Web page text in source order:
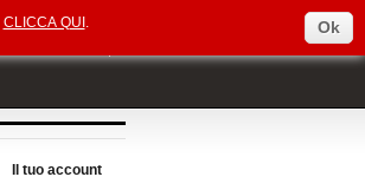
Il tuo account
CLICCA QUI . Ok